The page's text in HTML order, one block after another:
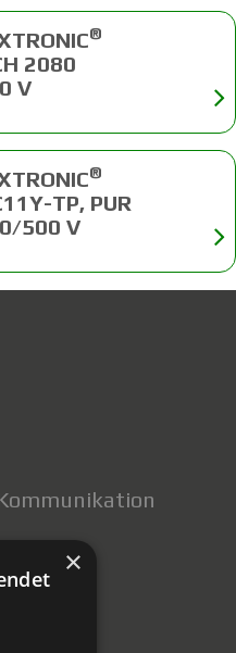
®
2080
V
®
TP, PUR
500 V
×